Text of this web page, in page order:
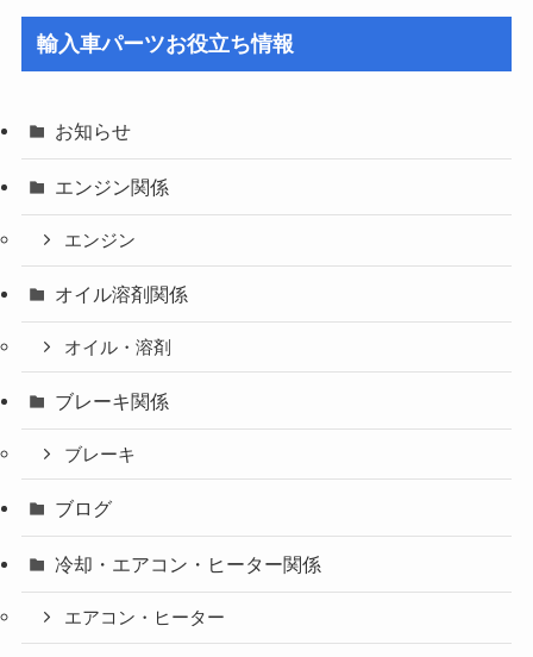
輸入車パーツお役立ち情報
お知らせ
エンジン関係
エンジン
オイル溶剤関係
オイル・溶剤
ブレーキ関係
ブレーキ
ブログ
冷却・エアコン・ヒーター関係
エアコン・ヒーター